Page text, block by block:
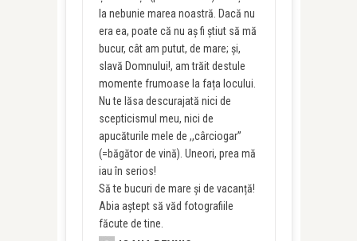
la nebunie marea noastră. Dacă nu
era ea, poate că nu aș fi știut să mă
bucur, cât am putut, de mare; și,
slavă Domnului!, am trăit destule
momente frumoase la fața locului.
Nu te lăsa descurajată nici de
scepticismul meu, nici de
apucăturile mele de ,,cârciogar”
(=băgător de vină). Uneori, prea mă
iau în serios!
Să te bucuri de mare și de vacanță!
Abia aștept să văd fotografiile
făcute de tine.